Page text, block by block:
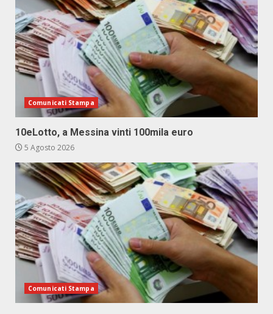
Comunicati Stampa
10eLotto, a Messina vinti 100mila euro
5 Agosto 2026
Comunicati Stampa